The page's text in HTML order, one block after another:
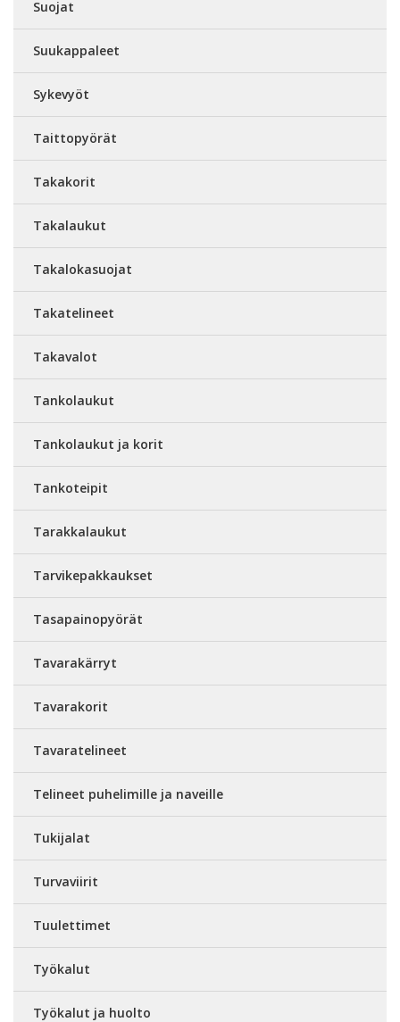
Suojat
Suukappaleet
Sykevyöt
Taittopyörät
Takakorit
Takalaukut
Takalokasuojat
Takatelineet
Takavalot
Tankolaukut
Tankolaukut ja korit
Tankoteipit
Tarakkalaukut
Tarvikepakkaukset
Tasapainopyörät
Tavarakärryt
Tavarakorit
Tavaratelineet
Telineet puhelimille ja naveille
Tukijalat
Turvaviirit
Tuulettimet
Työkalut
Työkalut ja huolto